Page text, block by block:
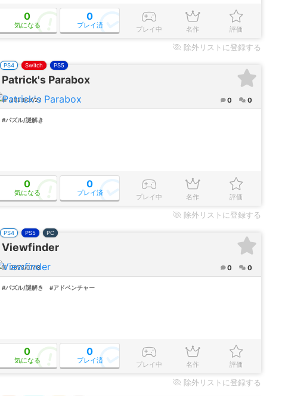
0
気になる
0
プレイ済
プレイ中 名作 評価
除外 リストに登録する
Patrick's Parabox
PS4 Switch PS5
2023/07/27 0 0
#パズル/謎解き
0
気になる
0
プレイ済
プレイ中 名作 評価
除外 リストに登録する
Viewfinder
PS4 PS5 PC
2023/07/18 0 0
#パズル/謎解き #アドベンチャー
0
気になる
0
プレイ済
プレイ中 名作 評価
除外 リストに登録する